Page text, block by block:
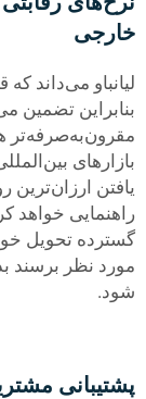
خارجی
لیانباو می‌داند
مقرون‌به‌صرفه‌تر
بازارهای
یافتن
راهنمایی خواهد
گسترده تحویل
مورد نظر برسند
شود.
پشتیبانی